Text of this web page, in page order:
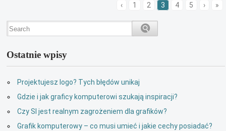
‹ 1 2 3 4 5 › »
Ostatnie wpisy
Projektujesz logo? Tych błędów unikaj
Gdzie i jak graficy komputerowi szukają inspiracji?
Czy SI jest realnym zagrożeniem dla grafików?
Grafik komputerowy – co musi umieć i jakie cechy posiadać?